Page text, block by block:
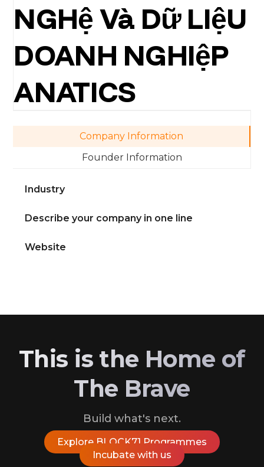
NGHệ Và Dữ LIệU
DOANH NGHIệP
ANATICS
Company Information
Founder Information
Industry
Describe your company in one line
Website
This is the Home of
The Brave
Build what's next.
Explore BLOCK71 Programmes
Incubate with us